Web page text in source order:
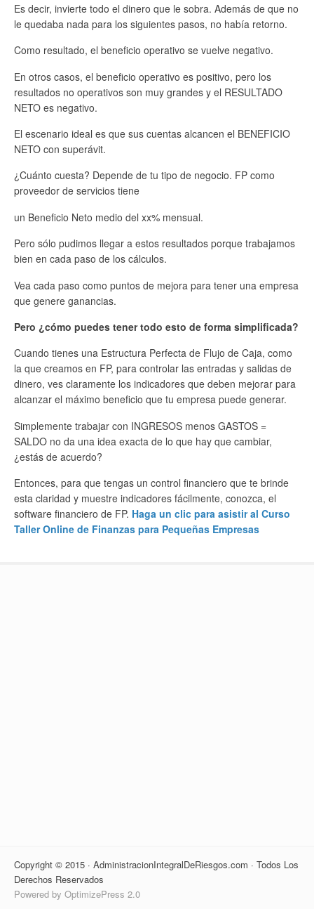
Es decir, invierte todo el dinero que le sobra. Además de que no
le quedaba nada para los siguientes pasos, no había retorno.
Como resultado, el beneficio operativo se vuelve negativo.
En otros casos, el beneficio operativo es positivo, pero los
resultados no operativos son muy grandes y el RESULTADO
NETO es negativo.
El escenario ideal es que sus cuentas alcancen el BENEFICIO
NETO con superávit.
¿Cuánto cuesta? Depende de tu tipo de negocio. FP como
proveedor de servicios tiene
un Beneficio Neto medio del xx% mensual.
Pero sólo pudimos llegar a estos resultados porque trabajamos
bien en cada paso de los cálculos.
Vea cada paso como puntos de mejora para tener una empresa
que genere ganancias.
Pero ¿cómo puedes tener todo esto de forma simplificada?
Cuando tienes una Estructura Perfecta de Flujo de Caja, como
la que creamos en FP, para controlar las entradas y salidas de
dinero, ves claramente los indicadores que deben mejorar para
alcanzar el máximo beneficio que tu empresa puede generar.
Simplemente trabajar con INGRESOS menos GASTOS =
SALDO no da una idea exacta de lo que hay que cambiar,
¿estás de acuerdo?
Entonces, para que tengas un control financiero que te brinde
esta claridad y muestre indicadores fácilmente, conozca, el
software financiero de FP. Haga un clic para asistir al Curso
Taller Online de Finanzas para Pequeñas Empresas
Copyright © 2015 · AdministracionIntegralDeRiesgos.com · Todos Los
Derechos Reservados
Powered by OptimizePress 2.0